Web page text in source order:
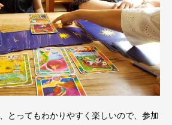
とってもわかりやすく楽しいので、参加